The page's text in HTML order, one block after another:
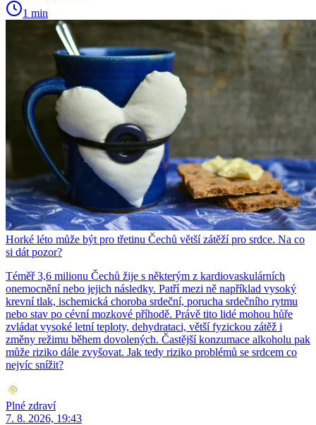
1 min
Horké léto může být pro třetinu Čechů větší zátěží pro srdce. Na co
si dát pozor?
Téměř 3,6 milionu Čechů žije s některým z kardiovaskulárních
onemocnění nebo jejich následky. Patří mezi ně například vysoký
krevní tlak, ischemická choroba srdeční, porucha srdečního rytmu
nebo stav po cévní mozkové příhodě. Právě tito lidé mohou hůře
zvládat vysoké letní teploty, dehydrataci, větší fyzickou zátěž i
změny režimu během dovolených. Častější konzumace alkoholu pak
může riziko dále zvyšovat. Jak tedy riziko problémů se srdcem co
nejvíc snížit?
Plné zdraví
7. 8. 2026, 19:43